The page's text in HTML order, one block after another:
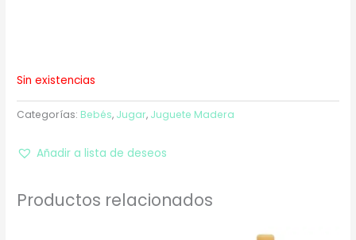
Sin existencias
Categorías: Bebés, Jugar, Juguete Madera
Añadir a lista de deseos
Productos relacionados